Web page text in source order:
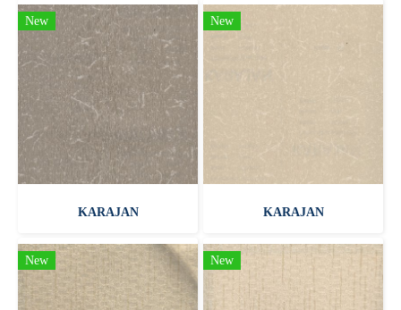
New
KARAJAN
New
KARAJAN
New New